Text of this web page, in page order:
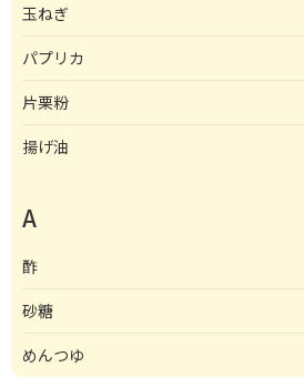
玉ねぎ
パプリカ
片栗粉
揚げ油
A
酢
砂糖
めんつゆ